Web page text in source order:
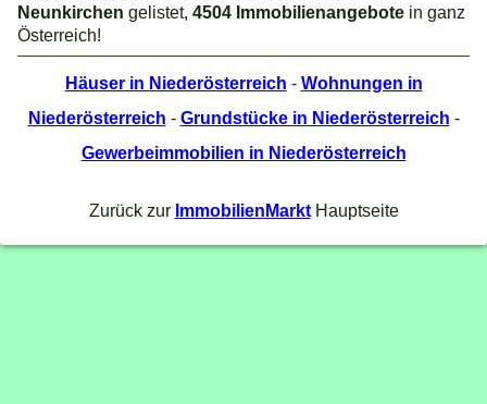
Neunkirchen gelistet,4504 Immobilienangebote in ganz
Österreich!
Häuser in Niederösterreich - Wohnungen in
Niederösterreich - Grundstücke in Niederösterreich -
Gewerbeimmobilien in Niederösterreich
Zurück zur ImmobilienMarktHauptseite